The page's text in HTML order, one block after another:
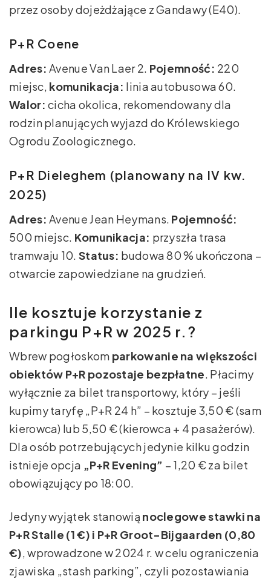
przez osoby dojeżdżające z Gandawy (E40).
P+R Coene
Adres: Avenue Van Laer 2. Pojemność: 220
miejsc, komunikacja: linia autobusowa 60.
Walor: cicha okolica, rekomendowany dla
rodzin planujących wyjazd do Królewskiego
Ogrodu Zoologicznego.
P+R Dieleghem (planowany na IV kw.
2025)
Adres: Avenue Jean Heymans. Pojemność:
500 miejsc. Komunikacja: przyszła trasa
tramwaju 10. Status: budowa 80 % ukończona –
otwarcie zapowiedziane na grudzień.
Ile kosztuje korzystanie z
parkingu P+R w 2025 r.?
Wbrew pogłoskom parkowanie na większości
obiektów P+R pozostaje bezpłatne. Płacimy
wyłącznie za bilet transportowy, który – jeśli
kupimy taryfę „P+R 24 h” – kosztuje 3,50 € (sam
kierowca) lub 5,50 € (kierowca + 4 pasażerów).
Dla osób potrzebujących jedynie kilku godzin
istnieje opcja „P+R Evening” – 1,20 € za bilet
obowiązujący po 18:00.
Jedyny wyjątek stanowią noclegowe stawki na
P+R Stalle (1 €) i P+R Groot-Bijgaarden (0,80
€), wprowadzone w 2024 r. w celu ograniczenia
zjawiska „stash parking”, czyli pozostawiania